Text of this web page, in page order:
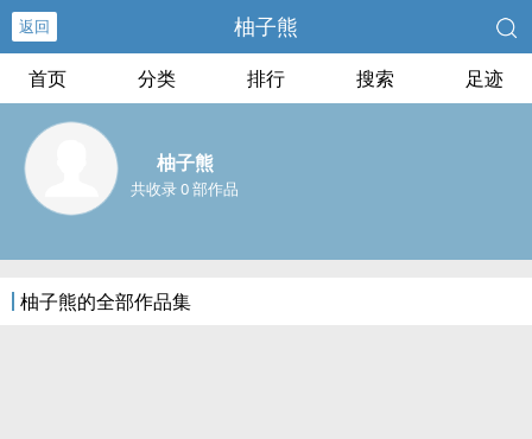
返回 柚子熊
首页 分类 排行 搜索 足迹
柚子熊
共收录 0 部作品
柚子熊的全部作品集